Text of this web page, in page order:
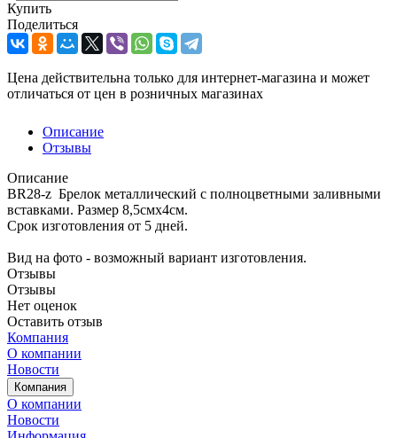
Купить
Поделиться
Цена действительна только для интернет-магазина и может
отличаться от цен в розничных магазинах
Описание
Отзывы
Описание
BR28-z Брелок металлический с полноцветными заливными
вставками. Размер 8,5смх4см.
Срок изготовления от 5 дней.
Вид на фото - возможный вариант изготовления.
Отзывы
Отзывы
Нет оценок
Оставить отзыв
Компания
О компании
Новости
Компания
О компании
Новости